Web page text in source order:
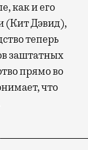
как и его
(Кит Дэвид),
теперь
заштатных
прямо во
что